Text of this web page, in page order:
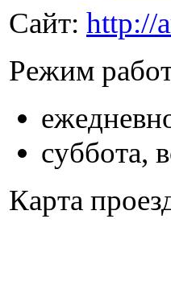
Сайт: http://
Режим
суббота,
Карта